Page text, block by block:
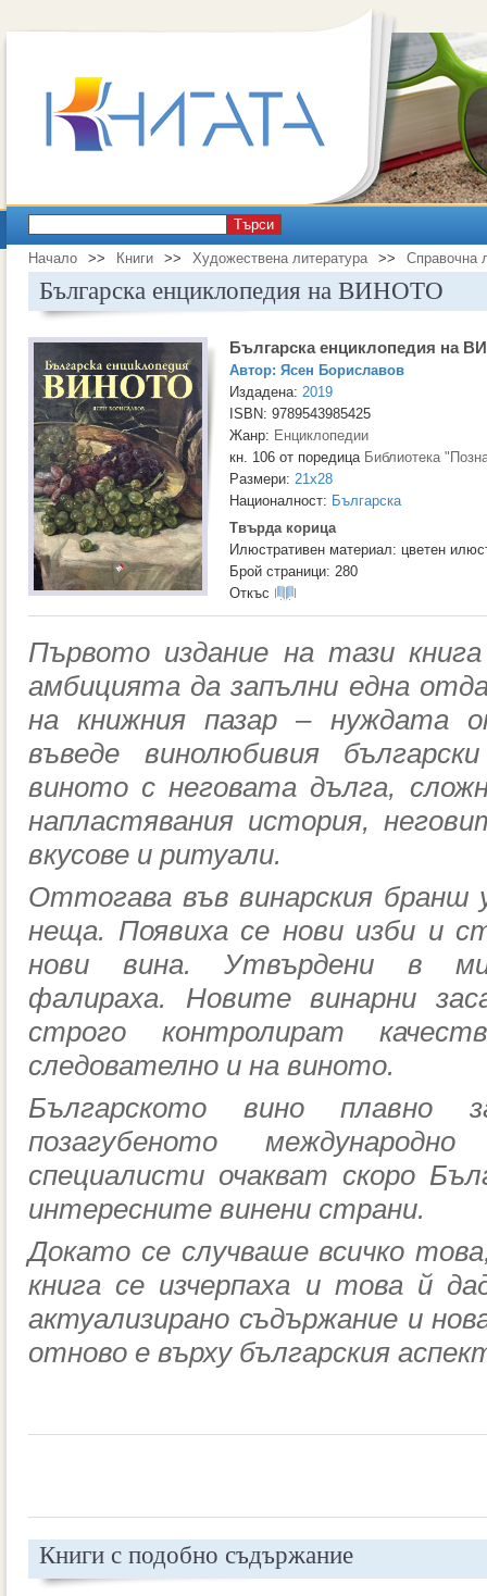
Търси
Начало >> Книги >> Художествена литература >> Справочна
Българска енциклопедия на ВИНОТО
Българска енциклопедия на
Автор: Ясен Бориславов
Издадена: 2019
ISBN: 9789543985425
Жанр: Енциклопедии
кн. 106 от поредица Библиотека
Размери: 21x28
Националност: Българска
Твърда корица
Илюстративен материал: цветен
Брой страници: 280
Откъс
Първото издание на тази
амбицията да запълни една
на книжния пазар – нуждата
въведе винолюбивия
виното с неговата дълга,
напластявания история,
вкусове и ритуали.
Оттогава във винарския бранш
неща. Появиха се нови изби и
нови вина. Утвърдени в
фалираха. Новите винарни
строго контролират
следователно и на виното.
Българското вино плавно
позагубеното
специалисти очакват скоро
интересните винени страни.
Докато се случваше всичко
книга се изчерпаха и това й
актуализирано съдържание и
отново е върху българския
Книги с подобно съдържание